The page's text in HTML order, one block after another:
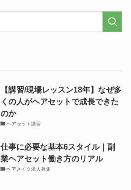
【講習/現場レッスン18年】なぜ多
くの人がヘアセットで成長できた
のか
ヘアセット講習
仕事に必要な基本6スタイル｜副
業ヘアセット働き方のリアル
ヘアメイク求人募集